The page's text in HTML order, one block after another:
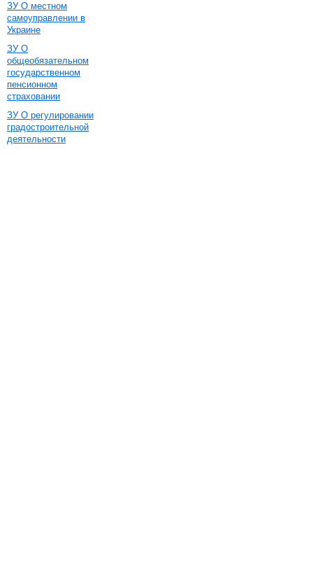
ЗУ О местном
самоуправлении в
Украине
ЗУ О
общеобязательном
государственном
пенсионном
страховании
ЗУ О регулировании
градостроительной
деятельности